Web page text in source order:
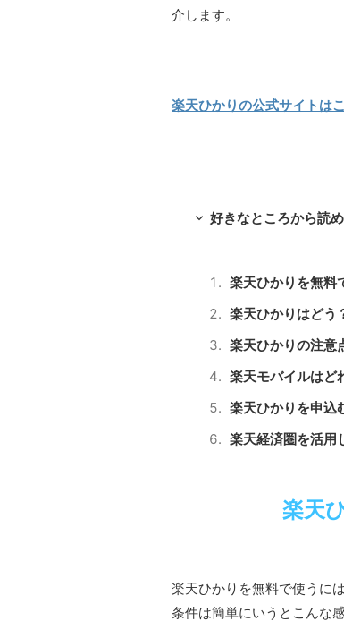
介します。
楽天ひかりの公式サイトは
好きなところから読
楽天ひかりを無料
楽天ひかりはどう
楽天ひかりの注意
楽天モバイルはど
楽天ひかりを申込
楽天経済圏を活用
楽天
楽天ひかりを無料で使うに
条件は簡単にいうとこんな感